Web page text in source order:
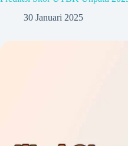
30 Januari 2025